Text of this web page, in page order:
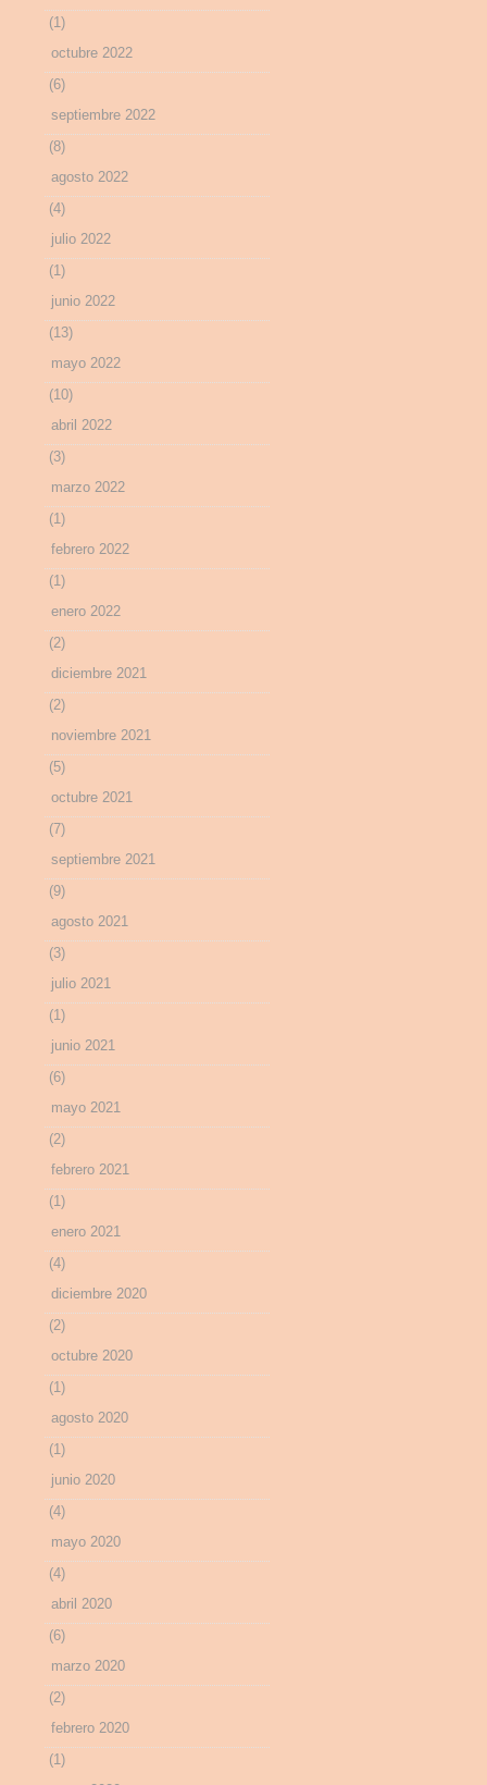
(1)
octubre 2022
(6)
septiembre 2022
(8)
agosto 2022
(4)
julio 2022
(1)
junio 2022
(13)
mayo 2022
(10)
abril 2022
(3)
marzo 2022
(1)
febrero 2022
(1)
enero 2022
(2)
diciembre 2021
(2)
noviembre 2021
(5)
octubre 2021
(7)
septiembre 2021
(9)
agosto 2021
(3)
julio 2021
(1)
junio 2021
(6)
mayo 2021
(2)
febrero 2021
(1)
enero 2021
(4)
diciembre 2020
(2)
octubre 2020
(1)
agosto 2020
(1)
junio 2020
(4)
mayo 2020
(4)
abril 2020
(6)
marzo 2020
(2)
febrero 2020
(1)